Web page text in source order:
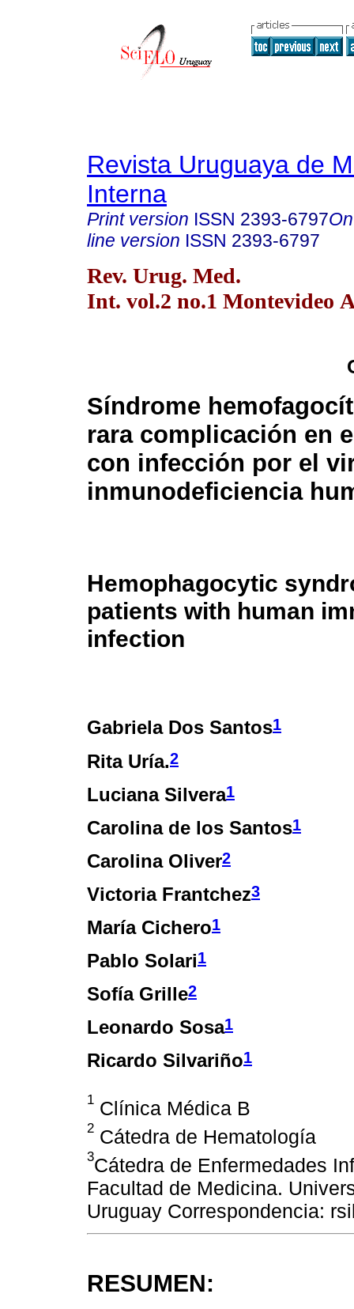
Revista Uruguaya de
Interna
Print version ISSN 2393-6797
line version ISSN 2393-6797
Rev. Urug. Med.
Int. vol.2 no.1 Montevideo
Síndrome
rara complicación en
con infección por el
inmunodeficiencia
Hemophagocytic
patients with human
infection
Gabriela Dos Santos1
Rita Uría.2
Luciana Silvera1
Carolina de los Santos1
Carolina Oliver2
Victoria Frantchez3
María Cichero1
Pablo Solari1
Sofía Grille2
Leonardo Sosa1
Ricardo Silvariño1
1 Clínica Médica B
2 Cátedra de Hematología
3Cátedra de Enfermedades
Facultad de Medicina.
Uruguay Correspondencia:
RESUMEN: